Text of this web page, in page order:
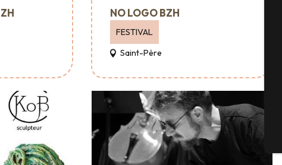
NO LOGO BZH
FESTIVAL
Saint-Père